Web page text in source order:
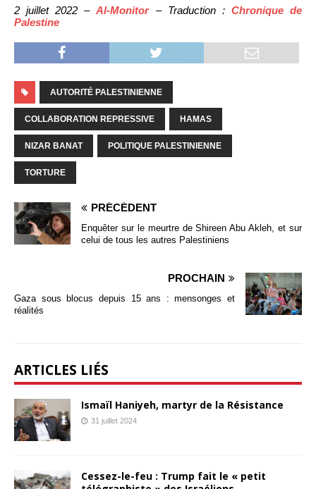
2 juillet 2022 –Al-Monitor– Traduction : Chronique de
Palestine
AUTORITÉ PALESTINIENNE
COLLABORATION REPRESSIVE HAMAS
NIZAR BANAT POLITIQUE PALESTINIENNE
TORTURE
PRÉCÉDENT
Enquêter sur le meurtre de Shireen Abu Akleh, et sur
celui de tous les autres Palestiniens
PROCHAIN
Gaza sous blocus depuis 15 ans : mensonges et
réalités
ARTICLES LIÉS
Ismaïl Haniyeh, martyr de la Résistance
31 juillet 2024
Cessez-le-feu : Trump fait le « petit